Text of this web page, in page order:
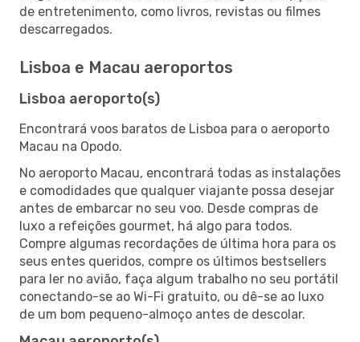
de entretenimento, como livros, revistas ou filmes
descarregados.
Lisboa e Macau aeroportos
Lisboa aeroporto(s)
Encontrará voos baratos de Lisboa para o aeroporto
Macau na Opodo.
No aeroporto Macau, encontrará todas as instalações
e comodidades que qualquer viajante possa desejar
antes de embarcar no seu voo. Desde compras de
luxo a refeições gourmet, há algo para todos.
Compre algumas recordações de última hora para os
seus entes queridos, compre os últimos bestsellers
para ler no avião, faça algum trabalho no seu portátil
conectando-se ao Wi-Fi gratuito, ou dê-se ao luxo
de um bom pequeno-almoço antes de descolar.